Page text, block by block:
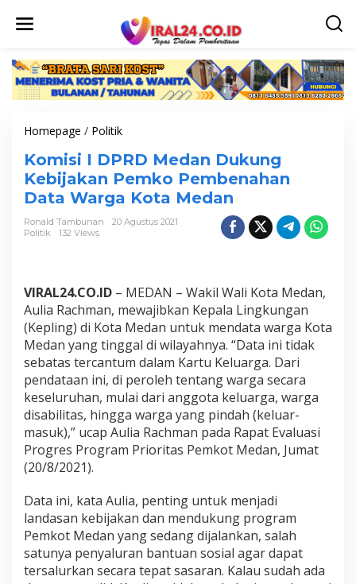
Homepage / Politik
m
i
s
i
M
e
d
a
n
D
k
u
n
g
K
e
j
a
k
a
n
P
Komisi I DPRD Medan Dukung
Kebijakan Pemko Pembenahan
Data Warga Kota Medan
Ronald Tambunan
20 Agustus 2021
Politik
132 Views
VIRAL24.CO.ID – MEDAN – Wakil Wali Kota Medan,
Aulia Rachman, mewajibkan Kepala Lingkungan
(Kepling) di Kota Medan untuk mendata warga Kota
Medan yang tinggal di wilayahnya. “Data ini tidak
sebatas tercantum dalam Kartu Keluarga. Dari
pendataan ini, di peroleh tentang warga secara
keseluruhan, mulai dari anggota keluarga, warga
disabilitas, hingga warga yang pindah (keluar-
masuk),” ucap Aulia Rachman pada Rapat Evaluasi
Progres Program Prioritas Pemkot Medan, Jumat
(20/8/2021).
Data ini, kata Aulia, penting untuk menjadi
landasan kebijakan dan mendukung program
Pemkot Medan yang sedang dijalankan, salah
satunya penyaluran bantuan sosial agar dapat
tersalurkan secara tepat sasaran. Kalau sudah ada